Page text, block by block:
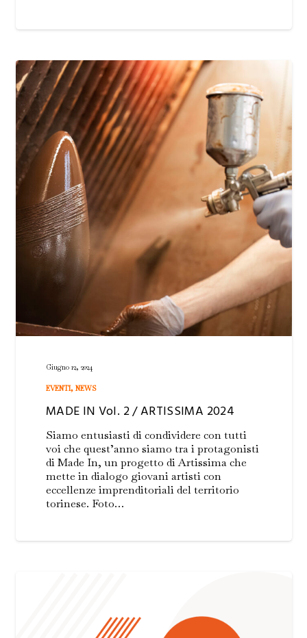
Giugno 12, 2024
EVENTI, NEWS
MADE IN Vol. 2 / ARTISSIMA 2024
Siamo entusiasti di condividere con tutti
voi che quest’anno siamo tra i protagonisti
di Made In, un progetto di Artissima che
mette in dialogo giovani artisti con
eccellenze imprenditoriali del territorio
torinese. Foto…